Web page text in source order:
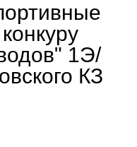
1Э/
КЗ